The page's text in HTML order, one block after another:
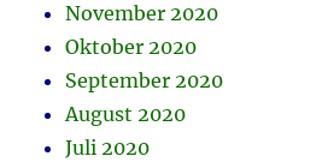
November 2020
Oktober 2020
September 2020
August 2020
Juli 2020